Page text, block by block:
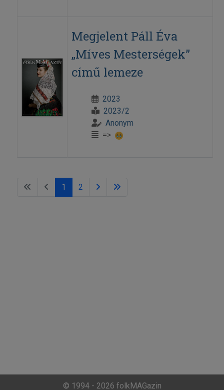
Megjelent Páll Éva
„Míves Mesterségek”
című lemeze
2023
2023/2
Anonym
=>
1 2
© 1994 - 2026 folkMAGazin